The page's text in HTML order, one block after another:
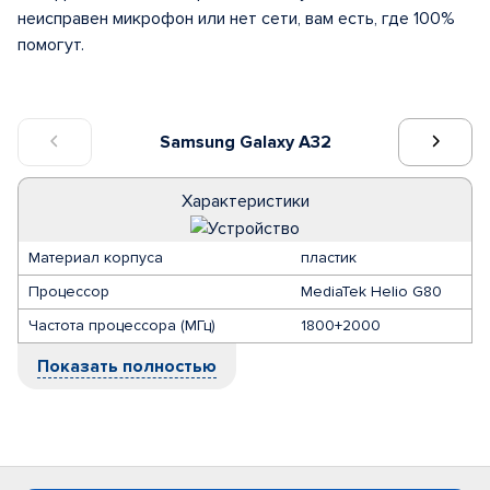
Samsung Galaxy A32
Характеристики
Материал корпуса
пластик
Процессор
MediaTek Helio G80
Частота процессора (МГц)
1800+2000
Показать полностью
неисправен микрофон или нет сети, вам есть, где 100%
помогут.